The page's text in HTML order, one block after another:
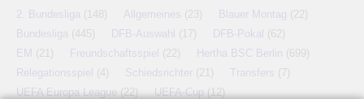
2. Bundesliga (148) Allgemeines (23) Blauer Montag (22)
Bundesliga (445) DFB-Auswahl (17) DFB-Pokal (62)
EM (21) Freundschaftsspiel (22) Hertha BSC Berlin (699)
Relegationsspiel (4) Schiedsrichter (21) Transfers (7)
UEFA Europa League (22) UEFA-Cup (12)